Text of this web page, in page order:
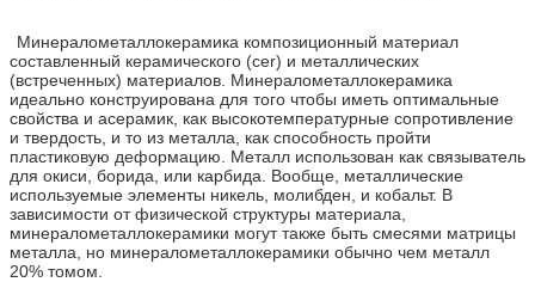
Минералометаллокерамика композиционный материал
составленный керамического (cer) и металлических
(встреченных) материалов. Минералометаллокерамика
идеально конструирована для того чтобы иметь оптимальные
свойства и асерамик, как высокотемпературные сопротивление
и твердость, и то из металла, как способность пройти
пластиковую деформацию. Металл использован как связыватель
для окиси, борида, или карбида. Вообще, металлические
используемые элементы никель, молибден, и кобальт. В
зависимости от физической структуры материала,
минералометаллокерамики могут также быть смесями матрицы
металла, но минералометаллокерамики обычно чем металл
20% томом.